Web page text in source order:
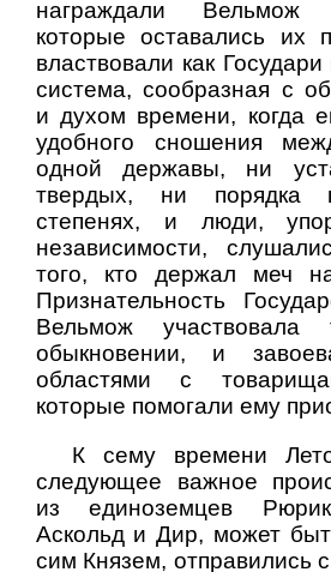
награждали
которые оставались их
властвовали как
система, сообразная с
и духом времени, когда
удобного сношения
одной державы, ни
твердых, ни порядка
степенях, и люди,
независимости,
того, кто держал меч
Признательность
Вельмож
обыкновении, и
областями с
которые помогали ему
К сему времени
следующее важное
из единоземцев
Аскольд и Дир, может
сим Князем, отправились